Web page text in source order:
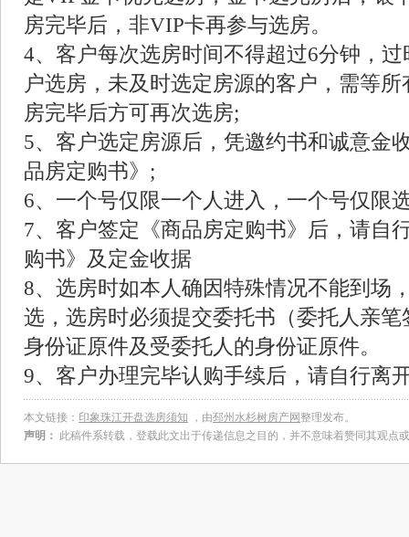
房完毕后，非VIP卡再参与选房。
4、客户每次选房时间不得超过6分钟，
户选房，未及时选定房源的客户，需等
房完毕后方可再次选房;
5、客户选定房源后，凭邀约书和诚意金
品房定购书》;
6、一个号仅限一个人进入，一个号仅限
7、客户签定《商品房定购书》后，请自
购书》及定金收据
8、选房时如本人确因特殊情况不能到场
选，选房时必须提交委托书（委托人亲
身份证原件及受委托人的身份证原件。
9、客户办理完毕认购手续后，请自行离
本文链接： 印象珠江开盘选房须知 ，由邳州水杉树房产网整理发布。
声明：
此稿件系转载，登载此文出于传递信息之目的，并不意味着赞同其观点